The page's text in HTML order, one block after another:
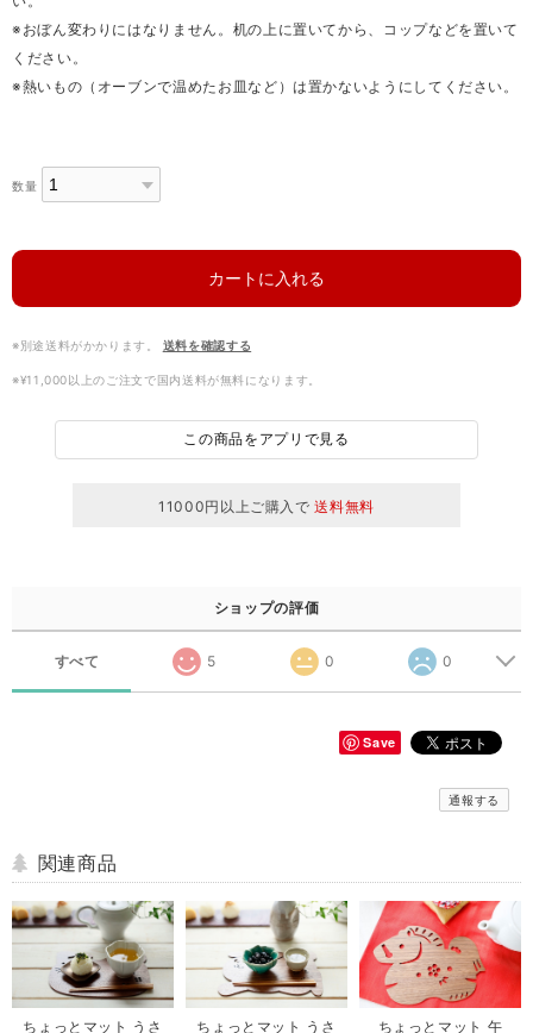
※おぼん変わりにはなりません。机の上に置いてから、コップなどを置いて
ください。
※熱いもの（オーブンで温めたお皿など）は置かないようにしてください。
数量
カートに入れる
※別途送料がかかります。 送料を確認する
※¥11,000以上のご注文で国内送料が無料になります。
この商品をアプリで見る
11000円以上ご購入で送料無料
ショップの評価
すべて 5 0 0
Save
通報する
関連商品
ちょっとマット うさ
ちょっとマット うさ
ちょっとマット 午